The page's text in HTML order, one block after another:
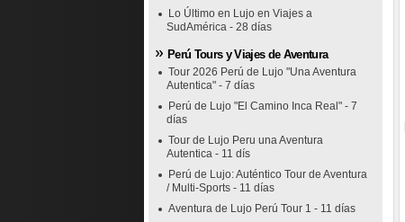
Lo Último en Lujo en Viajes a
SudAmérica - 28 días
Perú Tours y Viajes de Aventura
Tour 2026 Perú de Lujo "Una Aventura
Autentica" - 7 días
Perú de Lujo "El Camino Inca Real" - 7
días
Tour de Lujo Peru una Aventura
Autentica - 11 dís
Perú de Lujo: Auténtico Tour de Aventura
/ Multi-Sports - 11 días
Aventura de Lujo Perú Tour 1 - 11 días